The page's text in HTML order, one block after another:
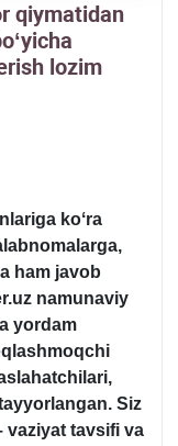
qiymatidan
lozim
koʻra
ham javob
namunaviy
yordam
Siz
vaziyat tavsifi va